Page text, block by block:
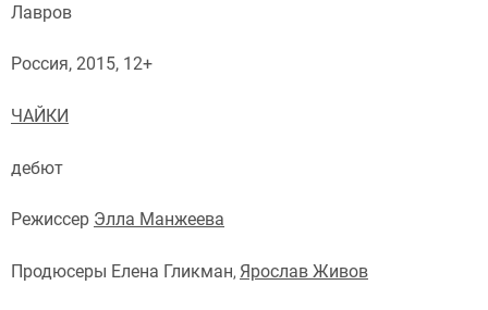
Лавров
Россия, 2015, 12+
ЧАЙКИ
дебют
Режиссер Элла Манжеева
Продюсеры Елена Гликман, Ярослав Живов